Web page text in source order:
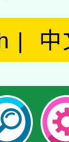
中